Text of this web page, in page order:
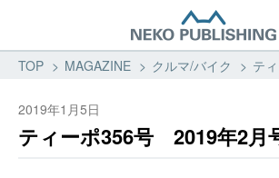
TOP MAGAZINE クルマ/バイク テ
2019年1月5日
ティーポ356号 2019年2月